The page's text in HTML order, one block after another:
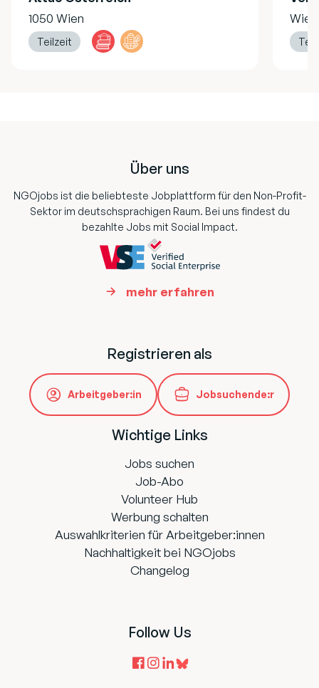
1050 Wien
Teilzeit
Wien
Über uns
NGOjobs ist die beliebteste Jobplattform für den Non-Profit-
Sektor im deutschsprachigen Raum. Bei uns findest du
bezahlte Jobs mit Social Impact.
mehr erfahren
Registrieren als
Arbeitgeber:in Jobsuchende:r
Wichtige Links
Jobs suchen
Job-Abo
Volunteer Hub
Werbung schalten
Auswahlkriterien für Arbeitgeber:innen
Nachhaltigkeit bei NGOjobs
Changelog
Follow Us